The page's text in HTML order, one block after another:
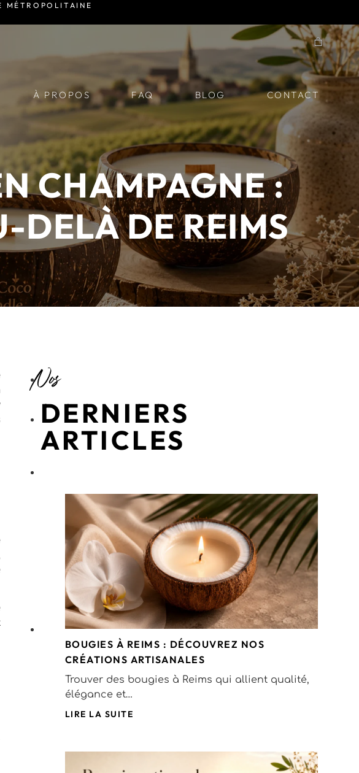
MÉTROPOLITAINE
À PROPOS FAQ BLOG CONTACT
CHAMPAGNE :
DELÀ DE REIMS
Nos
DERNIERS
ARTICLES
BOUGIES À REIMS : DÉCOUVREZ NOS
CRÉATIONS ARTISANALES
Trouver des bougies à Reims qui allient qualité,
élégance et…
LIRE LA SUITE